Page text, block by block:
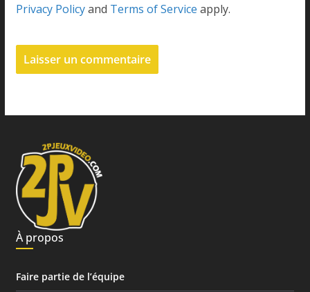
Privacy Policyand Terms of Service apply.
À propos
Faire partie de l’équipe